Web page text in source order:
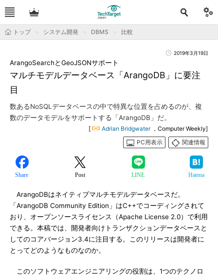
トップ システム開発 DBMS 比較
2019年3月19日
マルチモデルデータベース「ArangoDB」に要注
目
ArangoSearchとGeoJSONサポート
数あるNoSQLデータベースの中で特異な位置を占めるのが、複
数のデータモデルをサポートする「ArangoDB」だ。
[ Adrian Bridgwater ，Computer Weekly]
PC用表示
関連情報
Share Post LINE Hatena
ArangoDBはネイティブマルチモデルデータベースだ。
「ArangoDB Community Edition」はC++でコーディングされて
おり、オープンソースライセンス（Apache License 2.0）で利用
できる。本稿では、開発者向けトランザクションデータベースと
してのコアバージョン3.4に注目する。このリリースは開発者に
とってどのようなものなのか。
このソフトウェアエンジニアリングの役割は、1つのテクノロ